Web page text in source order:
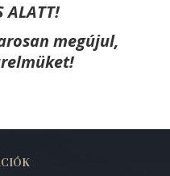
ALATT!
megújul,